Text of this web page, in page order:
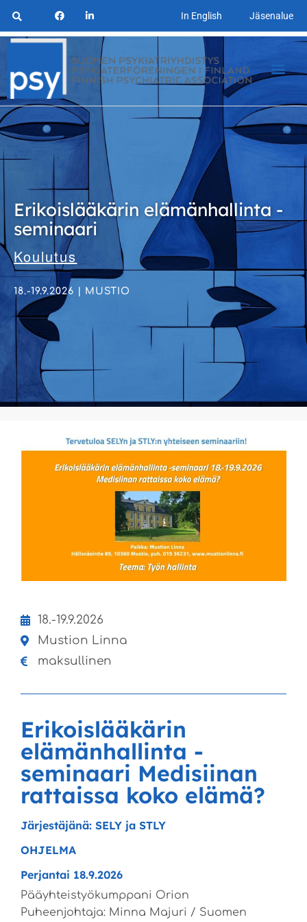
In English Jäsenalue
Erikoislääkärin elämänhallinta -
seminaari
Koulutus
18.-19.9.2026 | MUSTIO
18.-19.9.2026
Mustion Linna
maksullinen
Erikoislääkärin
elämänhallinta -
seminaari Medisiinan
rattaissa koko elämä?
Järjestäjänä: SELY ja STLY
OHJELMA
Perjantai 18.9.2026
Pääyhteistyökumppani Orion
Puheenjohtaja: Minna Majuri / Suomen